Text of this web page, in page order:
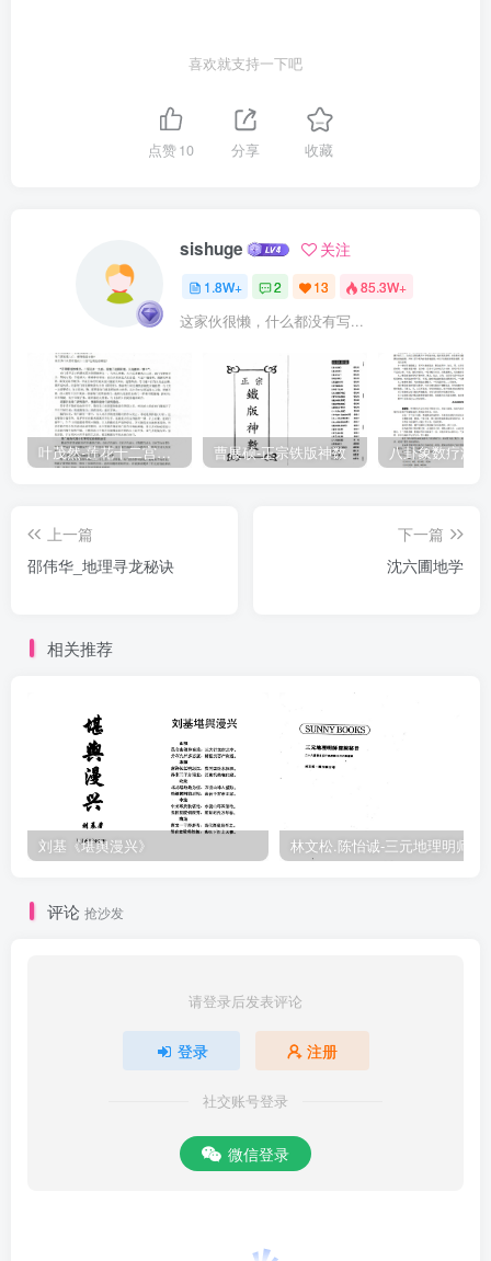
間以山水事浅深周不先生何能芳是日讀書年云辰歲將謀先人電究容有
游藝者與之談盡出專家上間。度興事蹟歷歷指讀掌祈庚時電言簡而意
該先生為人不立城府善平易近人問以古今人物先生上公車曾一過我已
喜欢就支持一下吧
点赞10 分享 收藏
sishuge 关注
1.8W+ 2 13 85.3W+
这家伙很懒，什么都没有写...
叶茂然-莲花十二宫佛家奇门面授及答疑 曹展硕-正宗铁版神数
上一篇
邵伟华_地理寻龙秘诀
下一篇
沈六圃地学
相关推荐
刘基《堪舆漫兴》
评论 抢沙发
请登录后发表评论
登录 注册
社交账号登录
微信登录